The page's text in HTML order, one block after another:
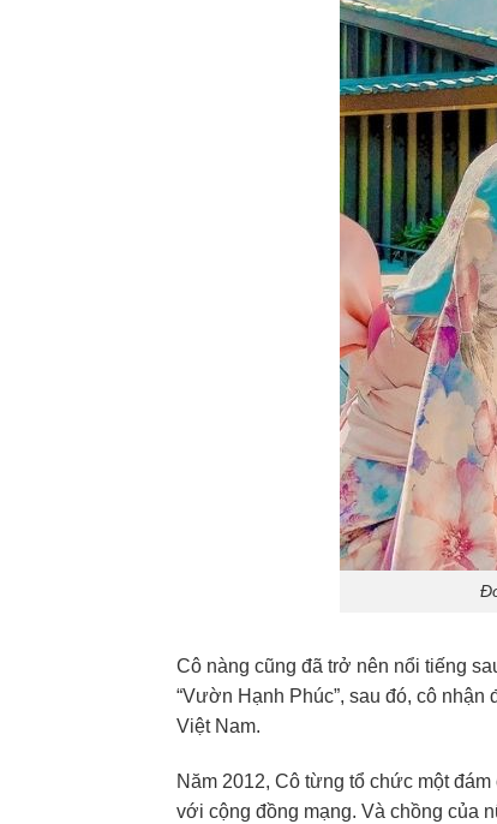
Cô nàng cũng đã trở nên nổi tiếng
“Vườn Hạnh Phúc”, sau đó, cô
Việt Nam.
Năm 2012, Cô từng tổ chức một
với cộng đồng mạng. Và chồng của